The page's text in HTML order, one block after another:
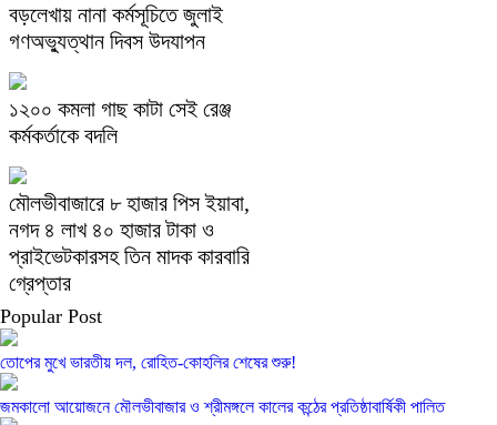
বড়লেখায় নানা কর্মসূচিতে জুলাই
গণঅভ্যুত্থান দিবস উদযাপন
১২০০ কমলা গাছ কাটা সেই রেঞ্জ
কর্মকর্তাকে বদলি
মৌলভীবাজারে ৮ হাজার পিস ইয়াবা,
নগদ ৪ লাখ ৪০ হাজার টাকা ও
প্রাইভেটকারসহ তিন মাদক কারবারি
গ্রেপ্তার
Popular Post
তোপের মুখে ভারতীয় দল, রোহিত-কোহলির শেষের শুরু!
জমকালো আয়োজনে মৌলভীবাজার ও শ্রীমঙ্গলে কালের কন্ঠের প্রতিষ্ঠাবার্ষিকী পালিত